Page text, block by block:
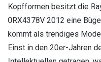
Kopfformen besitzt die
0RX4378V 2012 eine
kommt als trendiges
Einst in den 20er-Jahren